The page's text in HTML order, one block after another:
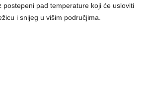
postepeni pad temperature koji će usloviti
i snijeg u višim područjima.